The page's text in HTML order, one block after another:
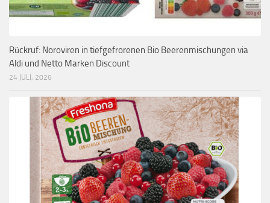
Rückruf: Noroviren in tiefgefrorenen Bio Beerenmischungen via
Aldi und Netto Marken Discount
24 JULI, 2026